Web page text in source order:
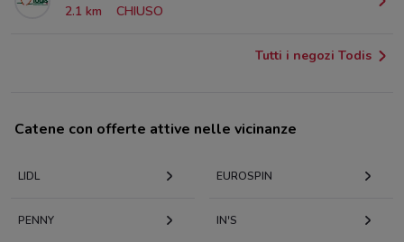
2.1 km
CHIUSO
Tutti i negozi Todis
Catene con offerte attive nelle vicinanze
LIDL EUROSPIN
PENNY IN'S